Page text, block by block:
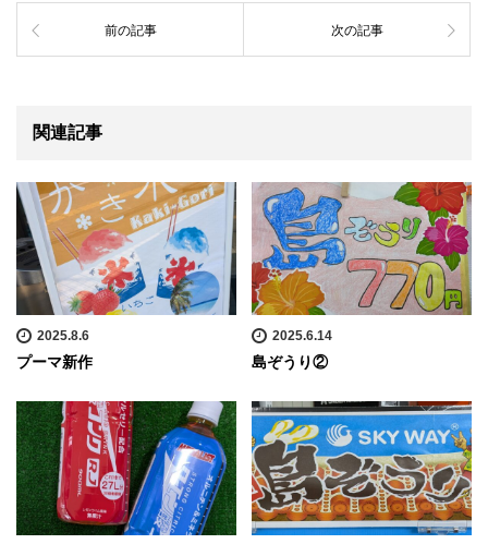
前の記事 次の記事
関連記事
2025.8.6
プーマ新作
2025.6.14
島ぞうり②